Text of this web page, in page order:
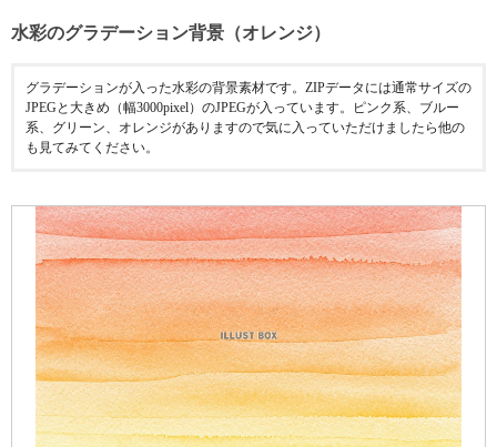
水彩のグラデーション背景（オレンジ）
グラデーションが入った水彩の背景素材です。ZIPデータには通常サイズの
JPEGと大きめ（幅3000pixel）のJPEGが入っています。ピンク系、ブルー
系、グリーン、オレンジがありますので気に入っていただけましたら他の
も見てみてください。